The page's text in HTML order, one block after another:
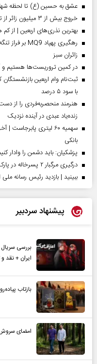
عشق به حسین (ع) تا لحظه
خروج بیش از ۳ میلیون زائر از تمام مرز‌های کشور
بهترین نذری‌های اربعین | از
رهگیری پهپاد MQ9 بر فراز تنگه هرمز
‌زائران سبز
در کمین تروریست‌ها هستیم و
با سود ۵ درصد
زنده‌یاد عبدی در آینده نزدیک
سهمیه ۶۰ لیتری
بانکی
پزشکیان: باید دشمن را وادار
درگیری مرگبار ۲ پسرخاله در پارک
ببینید | بازدید رئیس رسانه ملی
پیشنهاد سردبیر
بررسی سریال
ایران + نقد
بازتاب
امضای سروش